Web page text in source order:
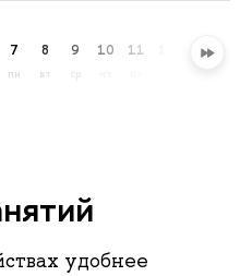
7
пн
8
вт
9 10 11 13
удобнее